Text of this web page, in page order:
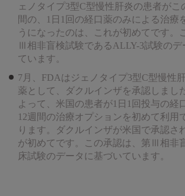
ェノタイプ3型C型慢性肝炎の患者がこ
間の、1日1回の経口薬のみによる治療
うになったのは、これが初めてです。
Ⅲ相非盲検試験であるALLY-3試験のデ
ています。
7月、FDAはジェノタイプ3型C型慢性
薬として、ダクルインザを承認しまし
よって、米国の患者が1日1回投与の経
12週間の治療オプションを初めて利用
ります。ダクルインザが米国で承認さ
が初めてです。この承認は、第Ⅲ相非
床試験のデータに基づいています。